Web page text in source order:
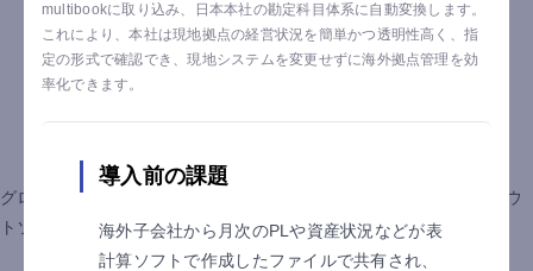
グローバルクラウドERP multibook・リース資産管理システム・アウ
トソーシングサービスの導入事例をご紹介します。
multibookに取り込み、日本本社の勘定科目体系に自動変換します。
これにより、本社は現地拠点の経営状況を簡単かつ透明性高く、指
定の形式で確認でき、現地システムを変更せずに海外拠点管理を効
率化できます。
導入前の課題
海外子会社から月次のPLや資産状況などが表
計算ソフトで作成したファイルで共有され、